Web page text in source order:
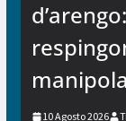
10 Agosto 2026